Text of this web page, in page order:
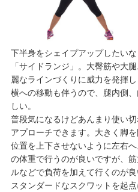
下半身をシェイプアップしたい
「サイドランジ」。大臀筋や大
麗なラインづくりに威力を発揮し
横への移動も伴うので、腿内側
しい。
普段気になるけどあんまり使い
アプローチできます。大きく脚
位置を上下させないように左右
の体重で行うのが良いですが、
ルなどで負荷を加えて行くのが良
スタンダードなスクワットを起